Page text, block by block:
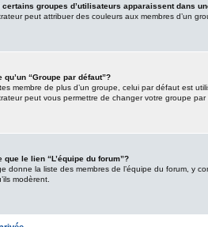
certains groupes d’utilisateurs apparaissent dans
peut attribuer des couleurs aux membres d’un
qu’un “Groupe par défaut”?
membre de plus d’un groupe, celui par défaut est
peut vous permettre de changer votre groupe
que le lien “L’équipe du forum”?
donne la liste des membres de l’équipe du forum, y
modèrent.